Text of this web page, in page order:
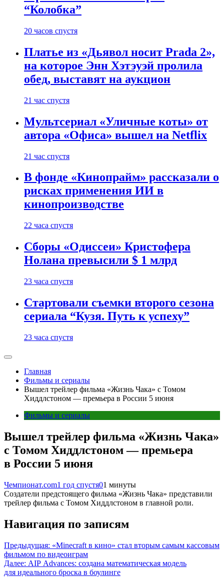
“Колобка”
20 часов спустя
Платье из «Дьявол носит Prada 2»,
на которое Энн Хэтэуэй пролила
обед, выставят на аукцион
21 час спустя
Мультсериал «Уличные коты» от
автора «Офиса» вышел на Netflix
21 час спустя
В фонде «Кинопрайм» рассказали о
рисках применения ИИ в
кинопроизводстве
22 часа спустя
Сборы «Одиссеи» Кристофера
Нолана превысили $ 1 млрд
23 часа спустя
Стартовали съемки второго сезона
сериала “Кузя. Путь к успеху”
23 часа спустя
Главная
Фильмы и сериалы
Вышел трейлер фильма «Жизнь Чака» с Томом
Хиддлстоном — премьера в России 5 июня
Фильмы и сериалы
Вышел трейлер фильма «Жизнь Чака»
с Томом Хиддлстоном — премьера
в России 5 июня
Чемпионат.com1 год спустя01 минуты
Создатели предстоящего фильма «Жизнь Чака» представили
трейлер фильма с Томом Хиддлстоном в главной роли.
Навигация по записям
Предыдущая: «Minecraft в кино» стал вторым самым кассовым
фильмом по видеоиграм
Далее: AIP Advances: создана математическая модель
для идеального броска в боулинге